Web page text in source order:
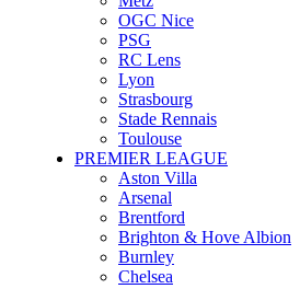
OGC Nice
PSG
RC Lens
Lyon
Strasbourg
Stade Rennais
Toulouse
PREMIER LEAGUE
Aston Villa
Arsenal
Brentford
Brighton & Hove Albion
Burnley
Chelsea